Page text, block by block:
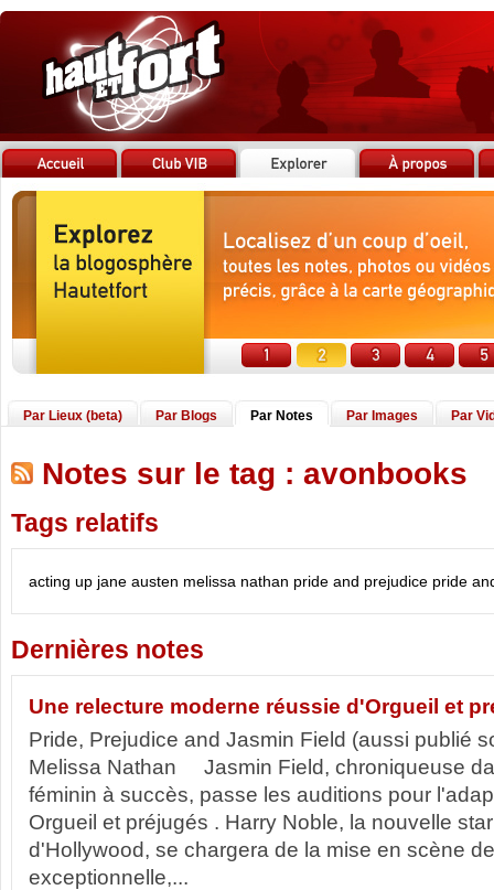
Par Lieux (beta) Par Blogs Par Notes Par Images Par
Notes sur le tag : avonbooks
Tags relatifs
acting up jane austen melissa nathan pride and prejudice pride
Dernières notes
Une relecture moderne réussie d'Orgueil et
Pride, Prejudice and Jasmin Field (aussi publié
Melissa Nathan Jasmin Field, chroniqueuse
féminin à succès, passe les auditions pour
Orgueil et préjugés . Harry Noble, la nouvelle
d'Hollywood, se chargera de la mise en scène
exceptionnelle,...